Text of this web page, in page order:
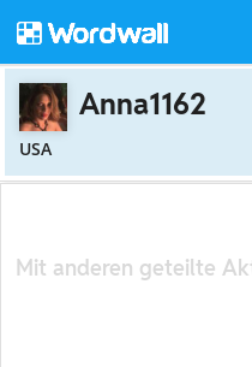
Anna1162
USA
Mit anderen geteilte